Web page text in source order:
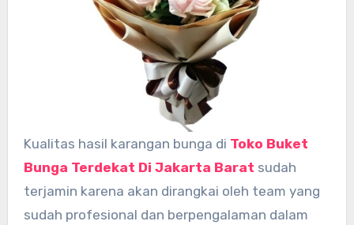
Kualitas hasil karangan bunga di Toko Buket
Bunga Terdekat Di Jakarta Barat sudah
terjamin karena akan dirangkai oleh team yang
sudah profesional dan berpengalaman dalam